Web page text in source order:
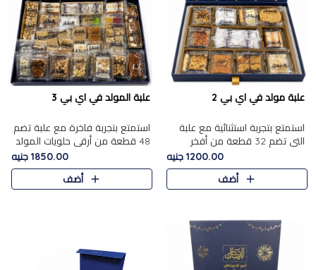
علبة مولد في اي بي 2
استمتع بتجربة استثنائية مع علبة
التي تضم 32 قطعة من أفخر
حلويات المولد الشرقية، في تشكيلة
تجمع بين الأصالة والاختيارات
الفاخرة. تحتوي العلبة..
1200.00 جنيه
أضف
علبة المولد في اي بي 3
استمتع بتجربة فاخرة مع علبة تضم
48 قطعة من أرقى حلويات المولد
الشرقية، في تشكيلة تجمع بين
الأصناف التقليدية الفاخرة والاختيارات
1850.00 جنيه
أضف